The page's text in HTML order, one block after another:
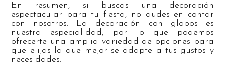
En resumen, si buscas una decoración
espectacular para tu fiesta, no dudes en contar
con nosotros. La decoración con globos es
nuestra especialidad, por lo que podemos
ofrecerte una amplia variedad de opciones para
que elijas la que mejor se adapte a tus gustos y
necesidades.